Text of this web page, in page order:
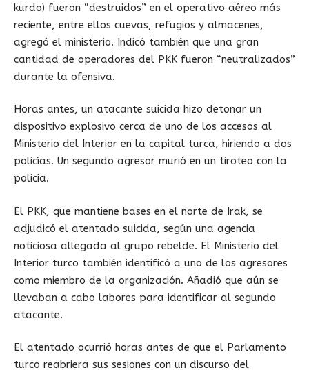
kurdo) fueron “destruidos” en el operativo aéreo más
reciente, entre ellos cuevas, refugios y almacenes,
agregó el ministerio. Indicó también que una gran
cantidad de operadores del PKK fueron “neutralizados”
durante la ofensiva.
Horas antes, un atacante suicida hizo detonar un
dispositivo explosivo cerca de uno de los accesos al
Ministerio del Interior en la capital turca, hiriendo a dos
policías. Un segundo agresor murió en un tiroteo con la
policía.
El PKK, que mantiene bases en el norte de Irak, se
adjudicó el atentado suicida, según una agencia
noticiosa allegada al grupo rebelde. El Ministerio del
Interior turco también identificó a uno de los agresores
como miembro de la organización. Añadió que aún se
llevaban a cabo labores para identificar al segundo
atacante.
El atentado ocurrió horas antes de que el Parlamento
turco reabriera sus sesiones con un discurso del